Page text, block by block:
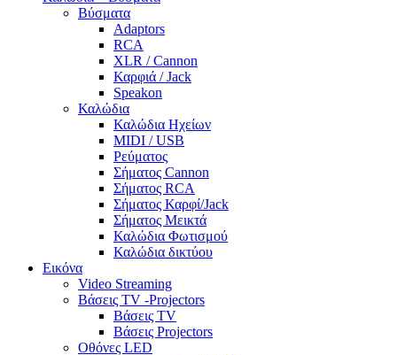
Βύσματα
Adaptors
RCA
XLR / Cannon
Καρφιά / Jack
Speakon
Καλώδια
Καλώδια Ηχείων
MIDI / USB
Ρεύματος
Σήματος Cannon
Σήματος RCA
Σήματος Καρφί/Jack
Σήματος Μεικτά
Καλώδια Φωτισμού
Καλώδια δικτύου
Εικόνα
Video Streaming
Βάσεις TV -Projectors
Βάσεις TV
Βάσεις Projectors
Οθόνες LED